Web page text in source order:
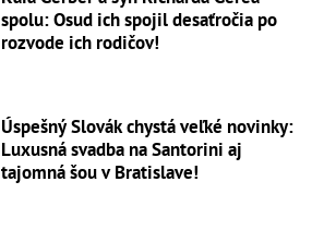
spolu: Osud ich spojil desaťročia po
rozvode ich rodičov!
Úspešný Slovák chystá veľké novinky:
Luxusná svadba na Santorini aj
tajomná šou v Bratislave!